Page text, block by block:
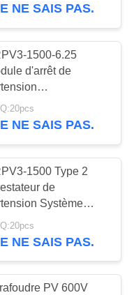
de
57
NE SAIS PAS.
1500-6.25
d'arrêt de
3
de protection
d'énergie
spd 1500v dc t1
type
NE SAIS PAS.
1500 Type 2
de
Système
de protection
DC Protègeur de
Spd dc
NE SAIS PAS.
PV 600V